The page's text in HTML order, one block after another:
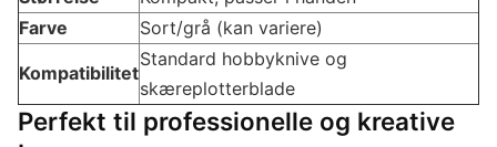
Farve
Sort/grå (kan variere)
Kompatibilitet
Standard hobbyknive og
skæreplotterblade
Perfekt til professionelle og kreative